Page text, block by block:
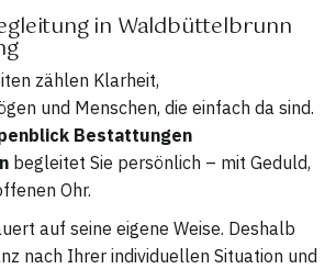
in Waldbüttelbrunn
zählen Klarheit,
und Menschen, die einfach da sind.
Bestattungen
begleitet Sie persönlich – mit Geduld,
Ohr.
auf seine eigene Weise. Deshalb
nach Ihrer individuellen Situation und